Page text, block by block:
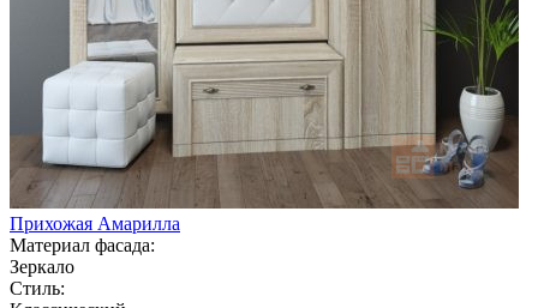
Прихожая Амарилла
Материал фасада:
Зеркало
Стиль: